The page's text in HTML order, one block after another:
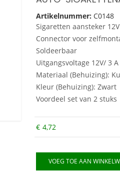
Artikelnummer: C0148
Sigaretten aansteker
Connector voor
Soldeerbaar
Uitgangsvoltage 12V/ 3 A
Materiaal (Behuizing):
Kleur (Behuizing): Zwart
Voordeel set van 2 stuks
€ 4,72
VOEG TOE AAN